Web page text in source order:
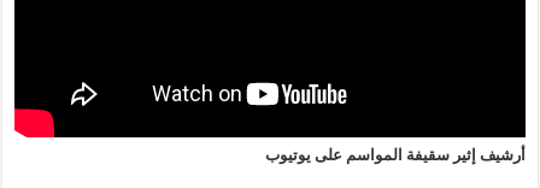
أرشيف إثير سقيفة المواسم على يوتيوب